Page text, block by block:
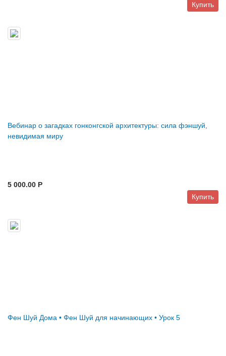
Купить
Вебинар о загадках гонконгской архитектуры: сила фэншуй,
невидимая миру
5 000.00 P
Купить
Фен Шуй Дома • Фен Шуй для начинающих • Урок 5